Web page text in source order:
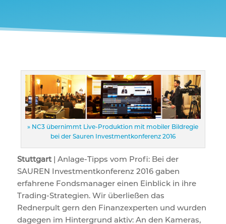
» NC3 übernimmt Live-Produktion mit mobiler Bildregie
bei der Sauren Investmentkonferenz 2016
Stuttgart| Anlage-Tipps vom Profi: Bei der
SAUREN Investmentkonferenz 2016 gaben
erfahrene Fondsmanager einen Einblick in ihre
Trading-Strategien. Wir überließen das
Rednerpult gern den Finanzexperten und wurden
dagegen im Hintergrund aktiv: An den Kameras,